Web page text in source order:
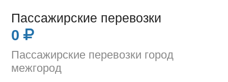
Пассажирские перевозки
0
Пассажирские перевозки город
межгород